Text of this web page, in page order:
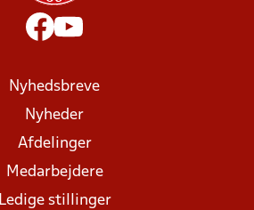
Nyhedsbreve
Nyheder
Afdelinger
Medarbejdere
Ledige stillinger